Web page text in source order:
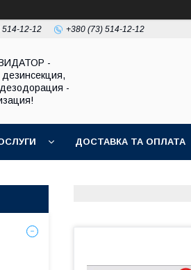
514-12-12 +380 (73) 514-12-12
-
-
ДОСТАВКА ТА ОПЛАТА